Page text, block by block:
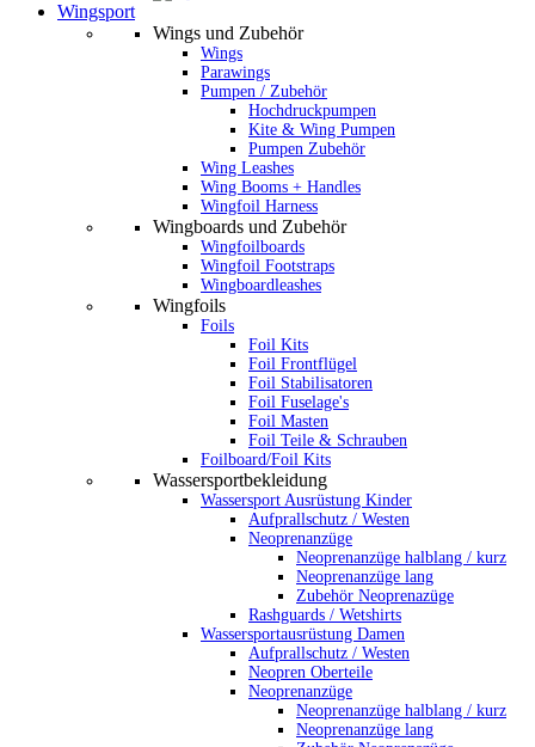
Wingsport
Wings und Zubehör
Wings
Parawings
Pumpen / Zubehör
Hochdruckpumpen
Kite & Wing Pumpen
Pumpen Zubehör
Wing Leashes
Wing Booms + Handles
Wingfoil Harness
Wingboards und Zubehör
Wingfoilboards
Wingfoil Footstraps
Wingboardleashes
Wingfoils
Foils
Foil Kits
Foil Frontflügel
Foil Stabilisatoren
Foil Fuselage's
Foil Masten
Foil Teile & Schrauben
Foilboard/Foil Kits
Wassersportbekleidung
Wassersport Ausrüstung Kinder
Aufprallschutz / Westen
Neoprenanzüge
Neoprenanzüge halblang / kurz
Neoprenanzüge lang
Zubehör Neoprenazüge
Rashguards / Wetshirts
Wassersportausrüstung Damen
Aufprallschutz / Westen
Neopren Oberteile
Neoprenanzüge
Neoprenanzüge halblang / kurz
Neoprenanzüge lang